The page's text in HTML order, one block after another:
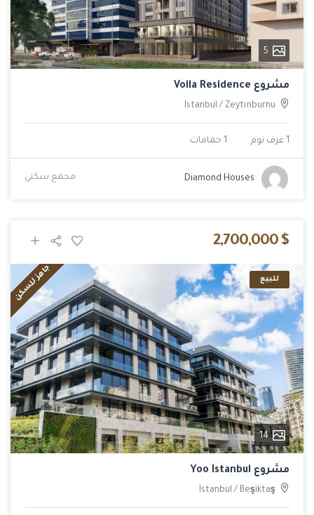
5
مشروع Voila Residence
Istanbul / Zeytınburnu
1 غرف نوم 1 حمامات
Diamond Houses مجمع سكني
$ 2,700,000
للبيع جاهز للسكن
14
مشروع Yoo Istanbul
Istanbul / Beşiktaş